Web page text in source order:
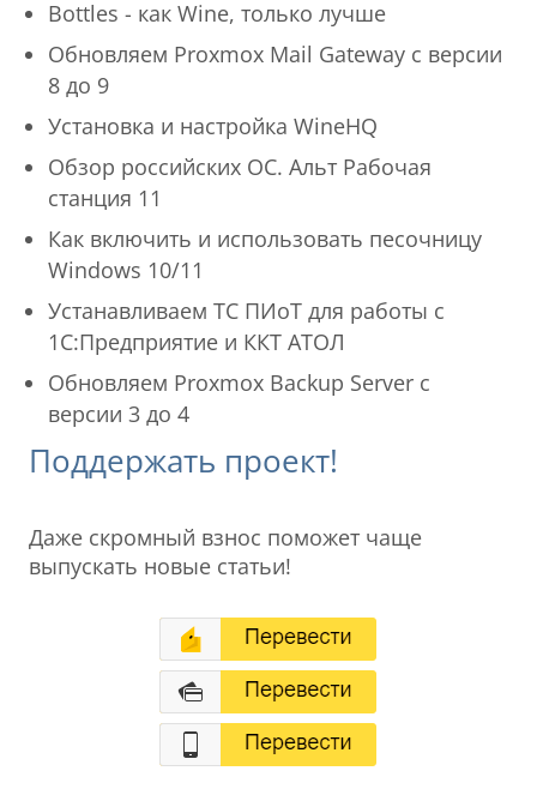
Bottles - как Wine, только лучше
Обновляем Proxmox Mail Gateway с версии
8 до 9
Установка и настройка WineHQ
Обзор российских ОС. Альт Рабочая
станция 11
Как включить и использовать песочницу
Windows 10/11
Устанавливаем ТС ПИоТ для работы с
1С:Предприятие и ККТ АТОЛ
Обновляем Proxmox Backup Server с
версии 3 до 4
Поддержать проект!
Даже скромный взнос поможет чаще
выпускать новые статьи!